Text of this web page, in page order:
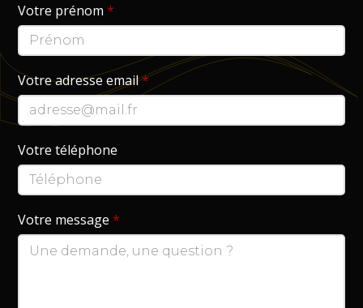
Votre prénom*
Votre adresse email*
Votre téléphone
Votre message*